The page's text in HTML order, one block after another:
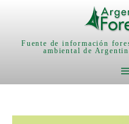
Fuente de información
ambiental de